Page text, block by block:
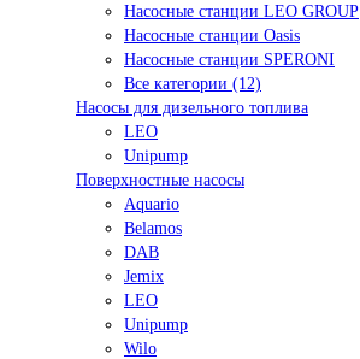
Насосные станции LEO GROUP
Насосные станции Oasis
Насосные станции SPERONI
Все категории (12)
Насосы для дизельного топлива
LEO
Unipump
Поверхностные насосы
Aquario
Belamos
DAB
Jemix
LEO
Unipump
Wilo